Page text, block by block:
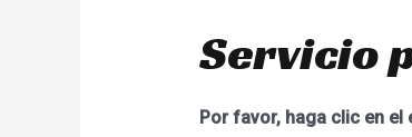
Servicio
Por favor, haga clic en el